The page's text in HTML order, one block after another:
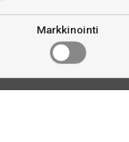
Markkinointi